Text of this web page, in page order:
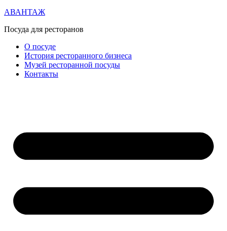
АВАНТАЖ
Посуда для ресторанов
О посуде
История ресторанного бизнеса
Музей ресторанной посуды
Контакты